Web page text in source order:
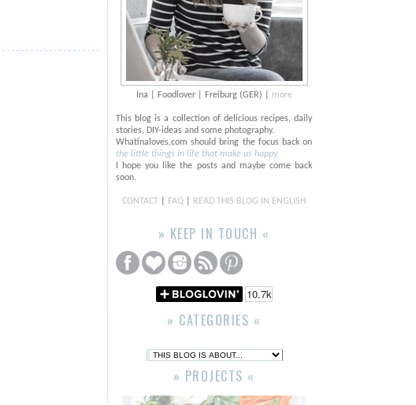
Ina | Foodlover | Freiburg (GER) | more
This blog is a collection of delicious recipes, daily
stories, DIY-ideas and some photography.
Whatinaloves.com should bring the focus back on
the little things in life that make us happy.
I hope you like the posts and maybe come back
soon.
CONTACT FAQ READ THIS BLOG IN ENGLISH
» KEEP IN TOUCH «
» CATEGORIES «
» PROJECTS «